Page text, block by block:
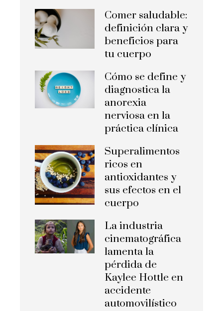
Comer saludable:
definición clara y
beneficios para
tu cuerpo
Cómo se define y
diagnostica la
anorexia
nerviosa en la
práctica clínica
Superalimentos
ricos en
antioxidantes y
sus efectos en el
cuerpo
La industria
cinematográfica
lamenta la
pérdida de
Kaylee Hottle en
accidente
automovilístico